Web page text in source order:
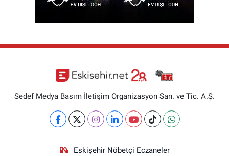
Sedef Medya Basım İletişim Organizasyon San. ve Tic. A.Ş.
Eskişehir Nöbetçi Eczaneler